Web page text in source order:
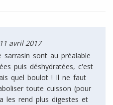
11 avril 2017
sarrasin sont au préalable
puis déshydratées, c'est
quel boulot ! Il ne faut
toute cuisson (pour
les rend plus digestes et